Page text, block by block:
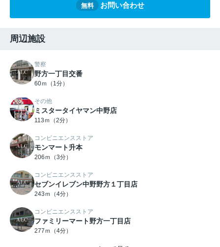
無料 お問い合わせ
周辺施設
警察
野方一丁目交番
60ｍ（1分）
その他
ミスタータイヤマン中野店
113ｍ（2分）
コンビニエンスストア
モンマート升本
206ｍ（3分）
コンビニエンスストア
セブンイレブン中野野方１丁目店
243ｍ（4分）
コンビニエンスストア
ファミリーマート野方一丁目店
277ｍ（4分）